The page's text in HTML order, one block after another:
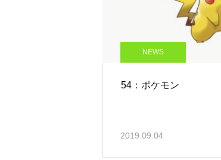
NEWS
54：ポケモン
2019.09.04